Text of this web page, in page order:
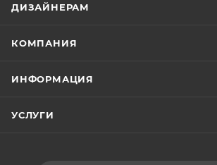
ДИЗАЙНЕРАМ
КОМПАНИЯ
ИНФОРМАЦИЯ
УСЛУГИ